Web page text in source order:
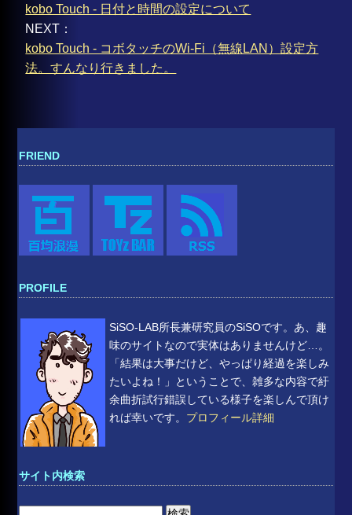
kobo Touch - 日付と時間の設定について
NEXT：
kobo Touch - コボタッチのWi-Fi（無線LAN）設定方
法。すんなり行きました。
FRIEND
PROFILE
SiSO-LAB所長兼研究員のSiSOです。あ、趣
味のサイトなので実体はありませんけど…。
「結果は大事だけど、やっぱり経過を楽しみ
たいよね！」ということで、雑多な内容で紆
余曲折試行錯誤している様子を楽しんで頂け
れば幸いです。 プロフィール詳細
サイト内検索